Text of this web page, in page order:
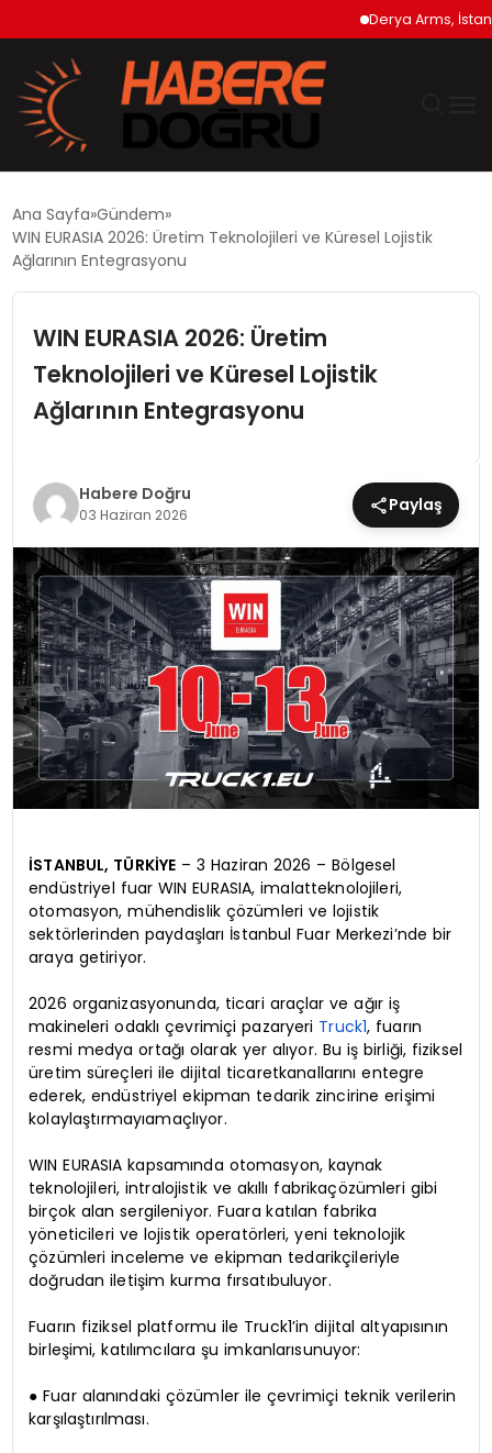
Derya Arms,
EKONOMİ
DÜNYA
TEKNOLOJİ
SPOR
EĞİTİM
MAGAZİN
SAĞLIK
YAŞAM
Ana Sayfa Gündem
WIN EURASIA 2026: Üretim Teknolojileri ve Küresel Lojistik
Ağlarının Entegrasyonu
WIN EURASIA 2026: Üretim
Teknolojileri ve Küresel Lojistik
Ağlarının Entegrasyonu
Habere Doğru
03 Haziran 2026 Paylaş
İSTANBUL, TÜRKİYE – 3 Haziran 2026 – Bölgesel
endüstriyel fuar WIN EURASIA, imalatteknolojileri,
otomasyon, mühendislik çözümleri ve lojistik
sektörlerinden paydaşları İstanbul Fuar Merkezi’nde bir
araya getiriyor.
2026 organizasyonunda, ticari araçlar ve ağır iş
makineleri odaklı çevrimiçi pazaryeri Truck1, fuarın
resmi medya ortağı olarak yer alıyor. Bu iş birliği, fiziksel
üretim süreçleri ile dijital ticaretkanallarını entegre
ederek, endüstriyel ekipman tedarik zincirine erişimi
kolaylaştırmayıamaçlıyor.
WIN EURASIA kapsamında otomasyon, kaynak
teknolojileri, intralojistik ve akıllı fabrikaçözümleri gibi
birçok alan sergileniyor. Fuara katılan fabrika
yöneticileri ve lojistik operatörleri, yeni teknolojik
çözümleri inceleme ve ekipman tedarikçileriyle
doğrudan iletişim kurma fırsatıbuluyor.
Fuarın fiziksel platformu ile Truck1’in dijital altyapısının
birleşimi, katılımcılara şu imkanlarısunuyor:
● Fuar alanındaki çözümler ile çevrimiçi teknik verilerin
karşılaştırılması.